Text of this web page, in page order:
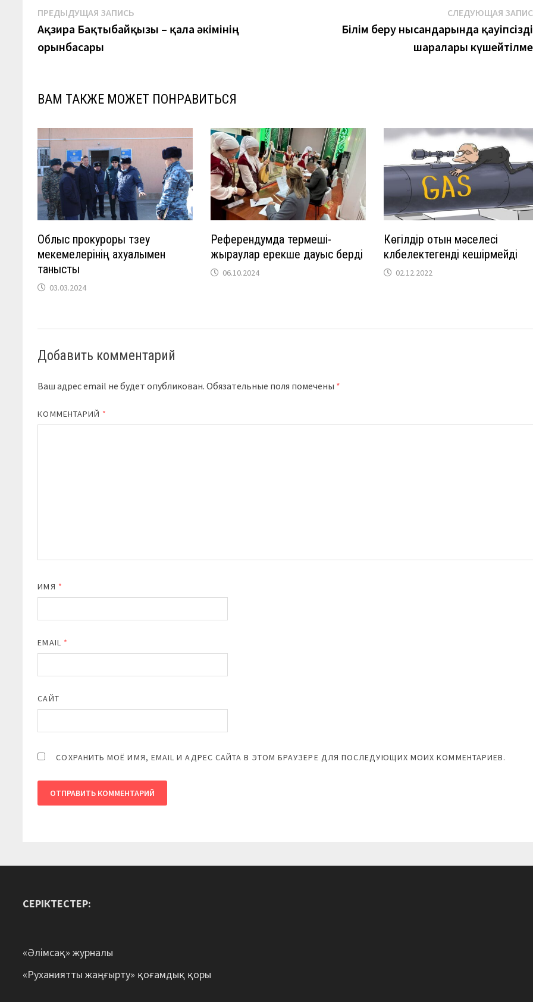
Навигация
по
записям
ПРЕДЫДУЩАЯ ЗАПИСЬ
запись:
Ақзира Бақтыбайқызы – қала әкімінің
орынбасары
СЛЕДУЮЩАЯ
Білім беру нысандарында
шаралары
ВАМ ТАКЖЕ МОЖЕТ ПОНРАВИТЬСЯ
Облыс прокуроры түзеу
мекемелерінің ахуалымен
танысты
03.03.2024
Референдумда термеші-
жыраулар ерекше дауыс берді
06.10.2024
Көгілдір отын мәселесі
күлбелектегенді кешірмейді
02.12.2022
Добавить комментарий
Ваш адрес email не будет опубликован. Обязательные поля помечены *
КОММЕНТАРИЙ *
ИМЯ *
EMAIL *
САЙТ
СОХРАНИТЬ МОЁ ИМЯ, EMAIL И АДРЕС САЙТА В ЭТОМ БРАУЗЕРЕ ДЛЯ ПОСЛЕДУЮЩИХ МОИХ КОММЕНТАРИЕВ.
СЕРІКТЕСТЕР:
«Әлімсақ» журналы
«Руханиятты жаңғырту» қоғамдық қоры